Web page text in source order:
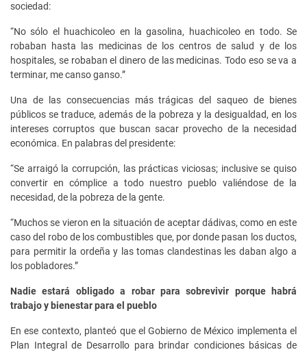
sociedad:
“No sólo el huachicoleo en la gasolina, huachicoleo en todo. Se
robaban hasta las medicinas de los centros de salud y de los
hospitales, se robaban el dinero de las medicinas. Todo eso se va a
terminar, me canso ganso.”
Una de las consecuencias más trágicas del saqueo de bienes
públicos se traduce, además de la pobreza y la desigualdad, en los
intereses corruptos que buscan sacar provecho de la necesidad
económica. En palabras del presidente:
“Se arraigó la corrupción, las prácticas viciosas; inclusive se quiso
convertir en cómplice a todo nuestro pueblo valiéndose de la
necesidad, de la pobreza de la gente.
“Muchos se vieron en la situación de aceptar dádivas, como en este
caso del robo de los combustibles que, por donde pasan los ductos,
para permitir la ordeña y las tomas clandestinas les daban algo a
los pobladores.”
Nadie estará obligado a robar para sobrevivir porque habrá
trabajo y bienestar para el pueblo
En ese contexto, planteó que el Gobierno de México implementa el
Plan Integral de Desarrollo para brindar condiciones básicas de